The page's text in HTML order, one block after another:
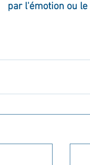
par l'émotion ou